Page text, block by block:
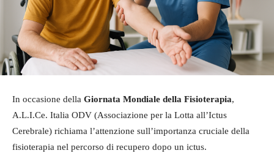
In occasione della Giornata Mondiale della Fisioterapia,
A.L.I.Ce. Italia ODV (Associazione per la Lotta all’Ictus
Cerebrale) richiama l’attenzione sull’importanza cruciale della
fisioterapia nel percorso di recupero dopo un ictus.